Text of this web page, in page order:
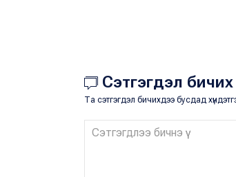
Сэтгэгдэл бичих
Та сэтгэгдэл бичихдээ бусдад